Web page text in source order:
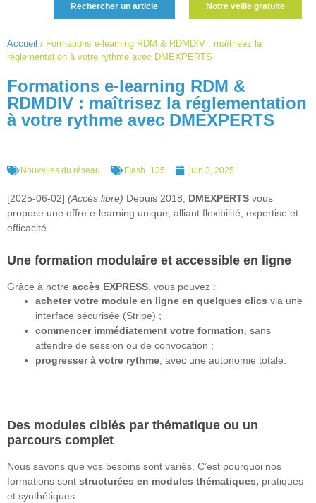
Accueil / Formations e-learning RDM & RDMDIV : maîtrisez la
réglementation à votre rythme avec DMEXPERTS
Formations e-learning RDM &
RDMDIV : maîtrisez la réglementation
à votre rythme avec DMEXPERTS
Rechercher un article Notre veille gratuite
Nouvelles du réseau Flash_135 juin 3, 2025
[2025-06-02] (Accès libre) Depuis 2018, DMEXPERTS vous
propose une offre e-learning unique, alliant flexibilité, expertise et
efficacité.
Une formation modulaire et accessible en ligne
Grâce à notre accès EXPRESS , vous pouvez :
acheter votre module en ligne en quelques clics via une
interface sécurisée (Stripe) ;
commencer immédiatement votre formation, sans
attendre de session ou de convocation ;
progresser à votre rythme, avec une autonomie totale.
Des modules ciblés par thématique ou un
parcours complet
Nous savons que vos besoins sont variés. C’est pourquoi nos
formations sont structurées en modules thématiques, pratiques
et synthétiques.